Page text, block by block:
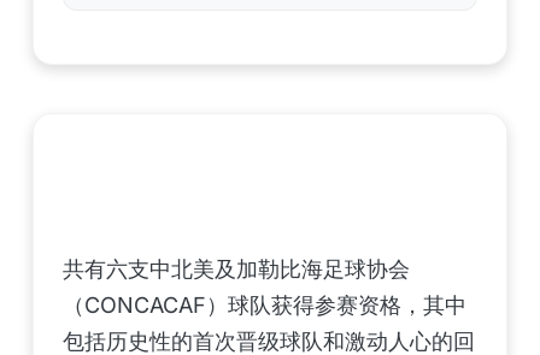
共有六支中北美及加勒比海足球协会
（CONCACAF）球队获得参赛资格，其中
包括历史性的首次晋级球队和激动人心的回